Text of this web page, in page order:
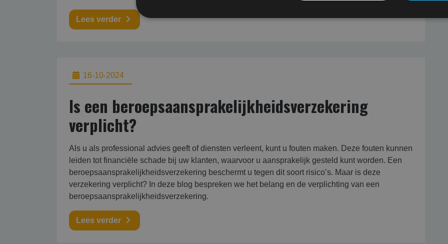
Lees verder
16-10-2024
Is een beroepsaansprakelijkheidsverzekering
verplicht?
Als u als professional advies geeft of diensten verleent, kunt u fouten maken. Deze fouten kunnen
leiden tot financiële schade bij uw klanten, waarvoor u aansprakelijk gesteld kunt worden. Een
beroepsaansprakelijkheidsverzekering beschermt u tegen dit soort risico’s. Maar is deze
verzekering verplicht? In deze blog bespreken we het belang en de verplichting van een
beroepsaansprakelijkheidsverzekering.
Lees verder